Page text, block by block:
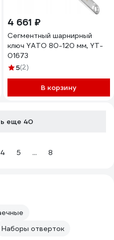
4 661 ₽
Сегментный шарнирный
ключ YATO 80-120 мм, YT-
01673
5(2)
В корзину
еще 40
4 5 ... 8
Наборы отверток